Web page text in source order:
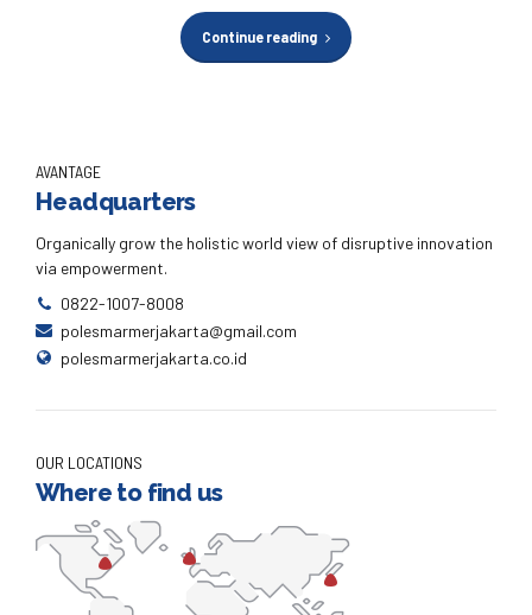
Continue reading
AVANTAGE
Headquarters
Organically grow the holistic world view of disruptive innovation
via empowerment.
0822-1007-8008
polesmarmerjakarta@gmail.com
polesmarmerjakarta.co.id
OUR LOCATIONS
Where to find us